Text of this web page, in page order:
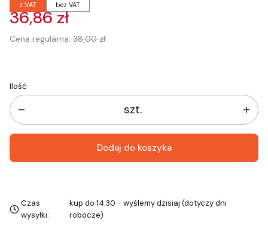
z VAT bez VAT
36,86 zł
Cena regularna: 38,00 zł
Ilość
szt.
Dodaj do koszyka
Czas
wysyłki:
kup do 14:30 - wyślemy dzisiaj (dotyczy dni
robocze)